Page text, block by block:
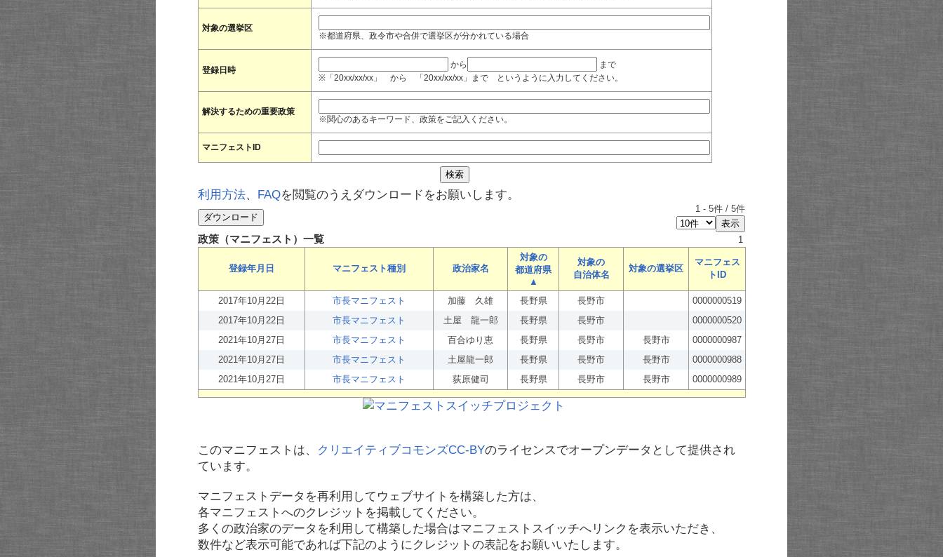
対象の選挙区
※都道府県、政令市や合併で選挙区が分かれている場合
登録日時
から
まで
※「20xx/xx/xx」 から 「20xx/xx/xx」まで というように入力してください。
解決するための重要政策
※関心のあるキーワード、政策をご記入ください。
マニフェストID
利用方法、 FAQを閲覧のうえダウンロードをお願いします。
1 - 5件 / 5件
政策（マニフェスト）一覧 1
登録年月日 マニフェスト種別 政治家名
対象の
都道府県
▲
対象の
自治体名
対象の選挙区
マニフェス
トID
2017年10月22日 市長マニフェスト 加藤 久雄 長野県 長野市
0000000519
2017年10月22日
市長マニフェスト 土屋 龍一郎 長野県 長野市
0000000520
2021年10月27日
市長マニフェスト 百合ゆり恵 長野県 長野市 長野市
0000000987
2021年10月27日
市長マニフェスト 土屋龍一郎 長野県 長野市 長野市
0000000988
2021年10月27日
市長マニフェスト 荻原健司 長野県 長野市 長野市 0000000989
このマニフェストは、 クリエイティブコモンズCC-BYのライセンスでオープンデータとして提供され
ています。
マニフェストデータを再利用してウェブサイトを構築した方は、
各マニフェストへのクレジットを掲載してください。
多くの政治家のデータを利用して構築した場合はマニフェストスイッチへリンクを表示いただき、
数件など表示可能であれば下記のようにクレジットの表記をお願いいたします。